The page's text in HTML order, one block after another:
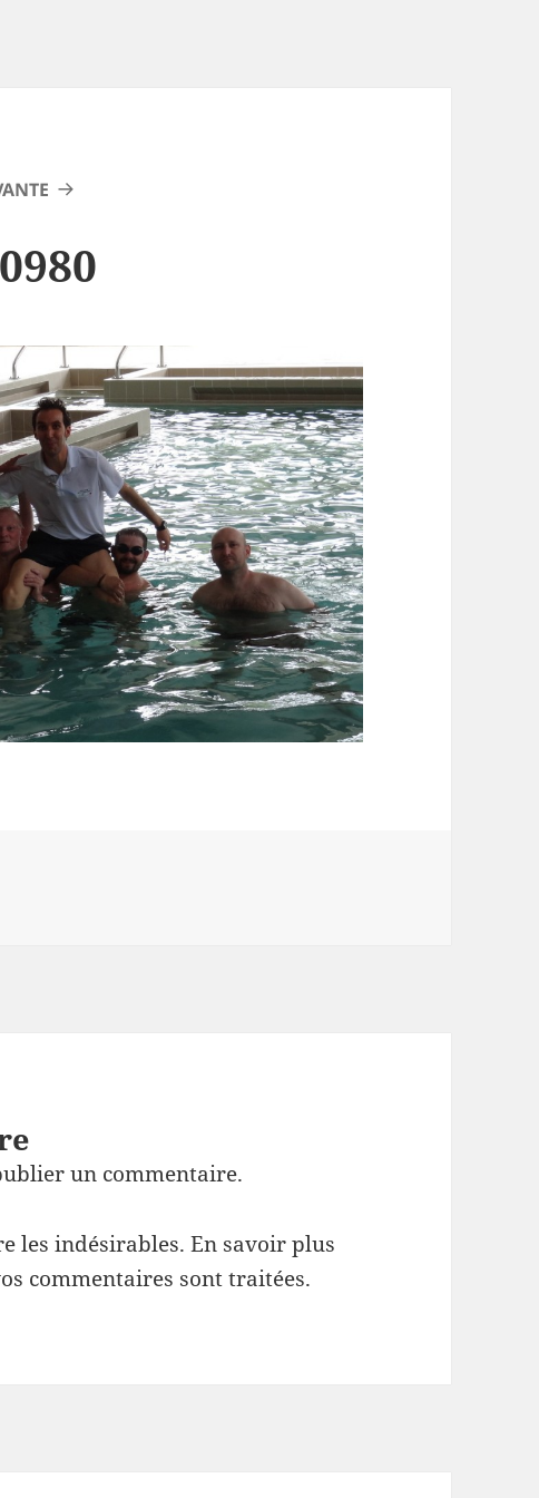
un commentaire.
les indésirables.En savoir plus
commentaires sont traitées.